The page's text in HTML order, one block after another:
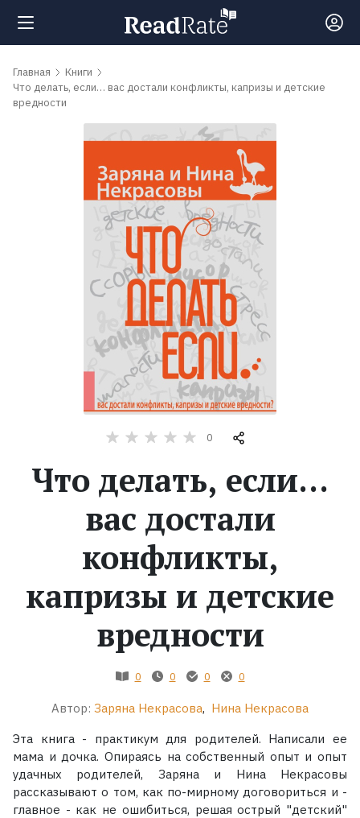
Поиск
обсуждаемые
Экранизации
Коллекции
Главная
Книги
Что делать, если… вас достали конфликты, капризы и детские
вредности
0
Что делать, если…
вас достали
конфликты,
капризы и детские
вредности
0 0 0 0
Автор: Заряна Некрасова, Нина Некрасова
Эта книга - практикум для родителей. Написали ее
мама и дочка. Опираясь на собственный опыт и опыт
удачных родителей, Заряна и Нина Некрасовы
рассказывают о том, как по-мирному договориться и -
главное - как не ошибиться, решая острый "детский"